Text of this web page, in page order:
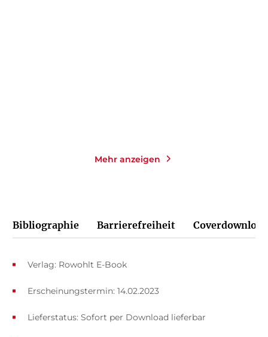
Mehr anzeigen
Bibliographie Barrierefreiheit Coverdownload
Verlag: Rowohlt E-Book
Erscheinungstermin: 14.02.2023
Lieferstatus: Sofort per Download lieferbar